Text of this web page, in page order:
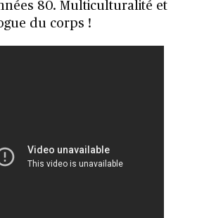
80. Multiculturalité et
du corps !